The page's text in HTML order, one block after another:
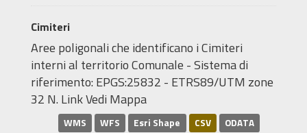
Cimiteri
Aree poligonali che identificano i Cimiteri
interni al territorio Comunale - Sistema di
riferimento: EPGS:25832 - ETRS89/UTM zone
32 N. Link Vedi Mappa
WMS WFS Esri Shape CSV ODATA